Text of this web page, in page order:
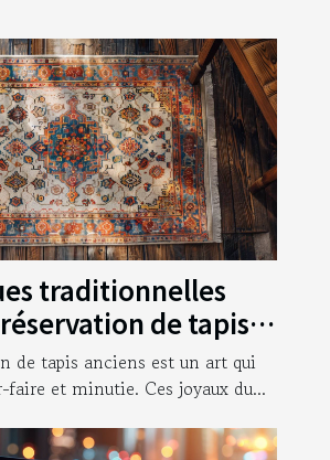
traditionnelles
de tapis
de tapis anciens est un art qui
faire et minutie. Ces joyaux du...